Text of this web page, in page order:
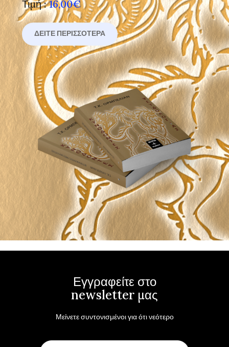
Τιμή : 16,00€
ΔΕΊΤΕ ΠΕΡΙΣΣΌΤΕΡΑ
Εγγραφείτε στο
newsletter μας
Μείνετε συντονισμένοι για ότι νεότερο